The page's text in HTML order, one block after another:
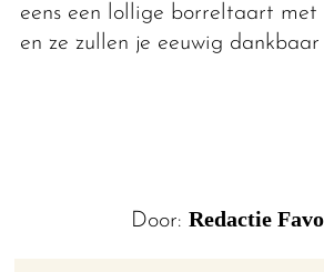
eens een lollige borreltaart met
en ze zullen je eeuwig dankbaar
Door: Redactie